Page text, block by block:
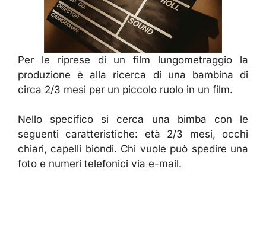
Per le riprese di un film lungometraggio la
produzione è alla ricerca di una bambina di
circa 2/3 mesi per un piccolo ruolo in un film.
Nello specifico si cerca una bimba con le
seguenti caratteristiche: età 2/3 mesi, occhi
chiari, capelli biondi. Chi vuole può spedire una
foto e numeri telefonici via e-mail.